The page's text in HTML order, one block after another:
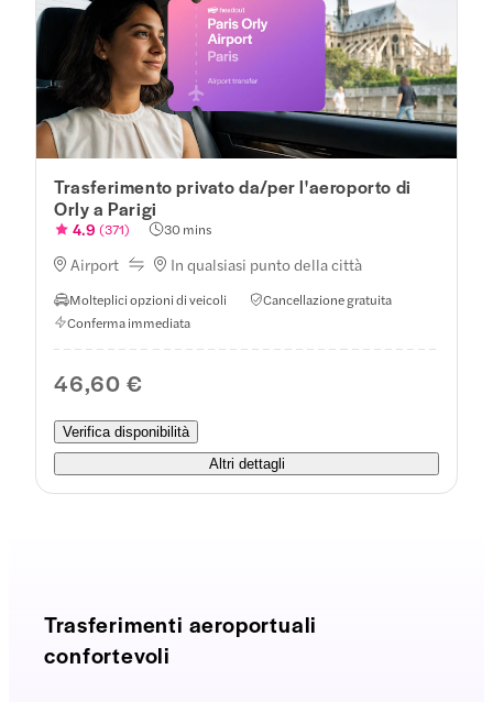
Trasferimento privato da/per l'aeroporto di
Orly a Parigi
4.9 (371) 30 mins
Airport In qualsiasi punto della città
Molteplici opzioni di veicoli
Cancellazione gratuita
Conferma immediata
46,60 €
Verifica disponibilità
Altri dettagli
Trasferimenti aeroportuali
confortevoli